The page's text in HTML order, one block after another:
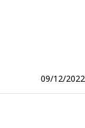
09/12/2022